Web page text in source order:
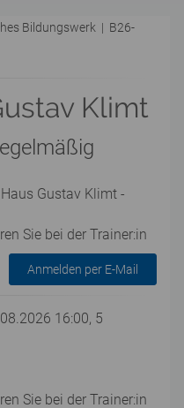
Bildungswerk | B26-
Klimt
Gustav Klimt -
Sie bei der Trainer:in
Anmelden per E-Mail
16:00, 5
Sie bei der Trainer:in